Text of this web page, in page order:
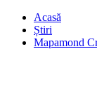
Acasă
Știri
Mapamond